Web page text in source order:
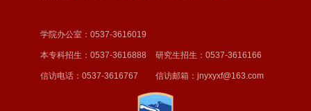
学院办公室：0537-3616019
本专科招生：0537-3616888 研究生招生：0537-3616166
信访电话：0537-3616767 信访邮箱：jnyxyxf@163.com